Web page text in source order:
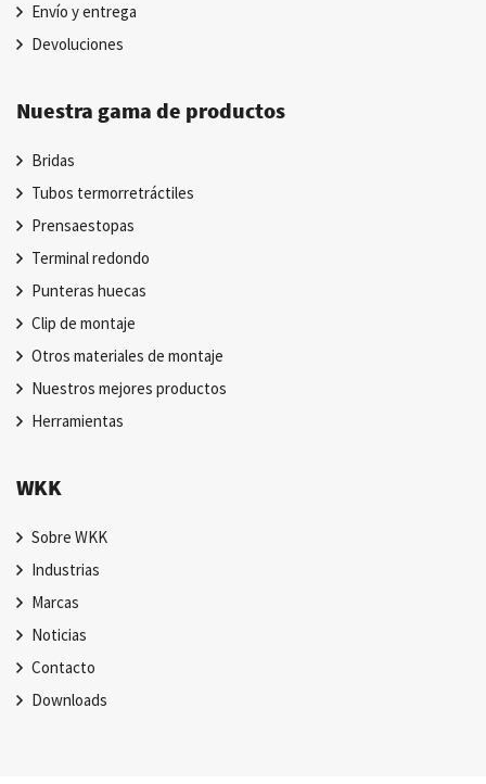
Envío y entrega
Devoluciones
Nuestra gama de productos
Bridas
Tubos termorretráctiles
Prensaestopas
Terminal redondo
Punteras huecas
Clip de montaje
Otros materiales de montaje
Nuestros mejores productos
Herramientas
WKK
Sobre WKK
Industrias
Marcas
Noticias
Contacto
Downloads